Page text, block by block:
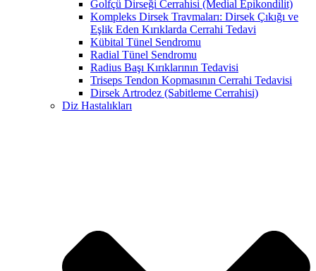
Golfçü Dirseği Cerrahisi (Medial Epikondilit)
Kompleks Dirsek Travmaları: Dirsek Çıkığı ve
Eşlik Eden Kırıklarda Cerrahi Tedavi
Kübital Tünel Sendromu
Radial Tünel Sendromu
Radius Başı Kırıklarının Tedavisi
Triseps Tendon Kopmasının Cerrahi Tedavisi
Dirsek Artrodez (Sabitleme Cerrahisi)
Diz Hastalıkları